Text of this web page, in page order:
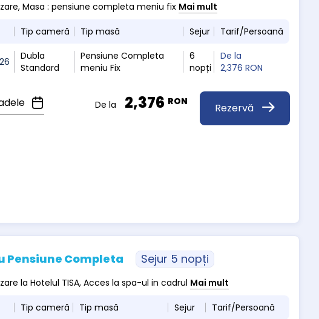
Masa : pensiune completa meniu fix Mai mult
Tip cameră Tip masă Sejur Tarif/Persoană
Dubla
Standard
Pensiune Completa
meniu Fix
6
nopți
De la
2,376 RON
Rezervă
De la 2,376 RON
Pensiune Completa Sejur 5 nopți
la Hotelul TISA, Acces la spa-ul in cadrul Mai mult
Tip cameră Tip masă Sejur
Tarif/Persoană